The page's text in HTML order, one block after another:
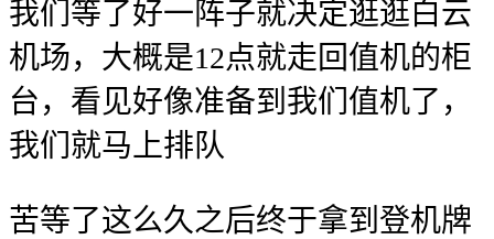
我们等了好一阵子就决定逛逛白云
机场，大概是12点就走回值机的柜
台，看见好像准备到我们值机了，
我们就马上排队
苦等了这么久之后终于拿到登机牌